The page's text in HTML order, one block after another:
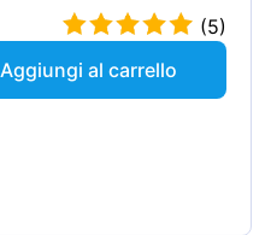
(5)
Aggiungi al carrello